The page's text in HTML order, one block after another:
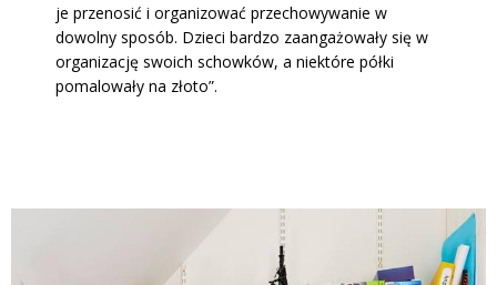
je przenosić i organizować przechowywanie w
dowolny sposób. Dzieci bardzo zaangażowały się w
organizację swoich schowków, a niektóre półki
pomalowały na złoto”.